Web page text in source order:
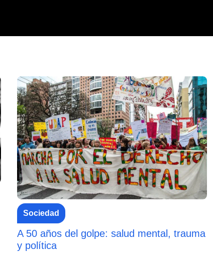
Sociedad
A 50 años del golpe: salud mental, trauma
y política